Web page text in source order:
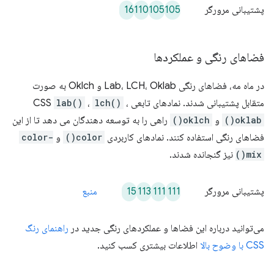
پشتیبانی مرورگر 105
105
110
16
فضاهای رنگی و عملکردها
در ماه مه، فضاهای رنگی Lab، LCH، Oklab و Oklch به صورت
متقابل پشتیبانی شدند. نمادهای تابعی CSS
lab() ، lch() ،
oklab() و oklch()
راهی را به توسعه دهندگان می دهد تا از این
فضاهای رنگی استفاده کنند. نمادهای کاربردی color() و color-
mix()
نیز گنجانده شدند.
پشتیبانی مرورگر 111
111
113
15 منبع
می‌توانید درباره این فضاها و عملکردهای رنگی جدید در راهنمای رنگ
CSS با وضوح بالا
اطلاعات بیشتری کسب کنید.